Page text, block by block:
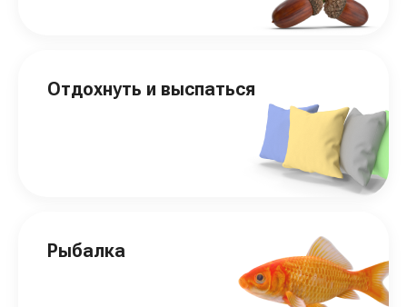
Отдохнуть и выспаться
Рыбалка